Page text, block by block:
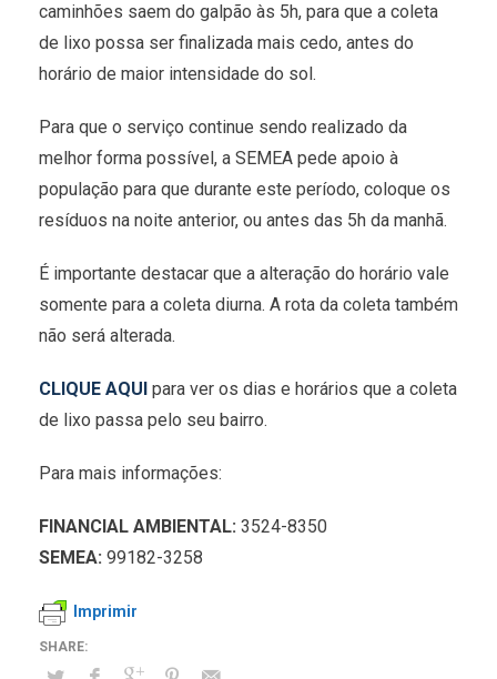
caminhões saem do galpão às 5h, para que a coleta
de lixo possa ser finalizada mais cedo, antes do
horário de maior intensidade do sol.
Para que o serviço continue sendo realizado da
melhor forma possível, a SEMEA pede apoio à
população para que durante este período, coloque os
resíduos na noite anterior, ou antes das 5h da manhã.
É importante destacar que a alteração do horário vale
somente para a coleta diurna. A rota da coleta também
não será alterada.
CLIQUE AQUI para ver os dias e horários que a coleta
de lixo passa pelo seu bairro.
Para mais informações:
FINANCIAL AMBIENTAL: 3524-8350
SEMEA: 99182-3258
Imprimir